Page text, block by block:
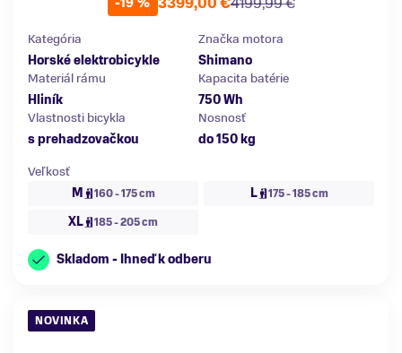
Kategória
Horské elektrobicykle
Značka motora
Shimano
Materiál rámu
Hliník
Kapacita batérie
750 Wh
Vlastnosti bicykla
s prehadzovačkou
Nosnosť
do 150 kg
Veľkosť
M
160 - 175 cm L 175 - 185 cm
XL 185 - 205 cm
Skladom - Ihneď k odberu
NOVINKA